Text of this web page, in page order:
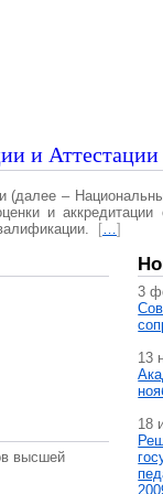
и Аттестации
(далее –
и
[…]
высшей
3
13
18